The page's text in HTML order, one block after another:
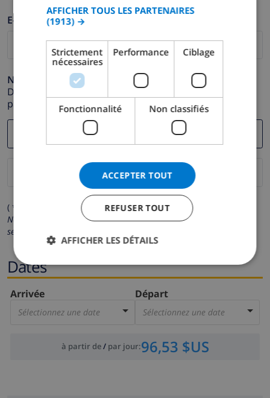
E-mail *
Numéro de téléphone *
Dans le cas où votre adresse e-mail ne fonctionnerait
pas correctement.
( * Les champs avec un astérisque sont obligatoires )
Nous respectons votre vie privée.Vos données personnelles ne
seront pas communiquées à des tiers.
Dates
Arrivée
Sélectionnez une date
Départ
Sélectionnez une date
à partir de/ par jour:96,53 $US
CATALAN
DANISH
NORWEGIAN
AFFICHER TOUS LES PARTENAIRES
(1913) →
Strictement
nécessaires
Performance Ciblage
Fonctionnalité Non classifiés
ACCEPTER TOUT
REFUSER TOUT
AFFICHER LES DÉTAILS